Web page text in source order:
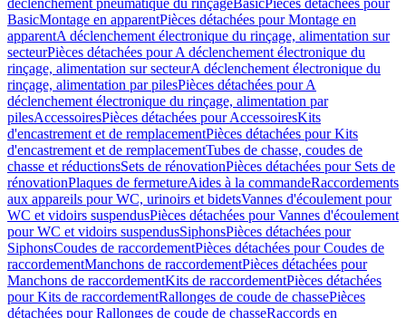
déclenchement pneumatique du rinçageBasicPièces détachées pour
BasicMontage en apparentPièces détachées pour Montage en
apparentA déclenchement électronique du rinçage, alimentation sur
secteurPièces détachées pour A déclenchement électronique du
rinçage, alimentation sur secteurA déclenchement électronique du
rinçage, alimentation par pilesPièces détachées pour A
déclenchement électronique du rinçage, alimentation par
pilesAccessoiresPièces détachées pour AccessoiresKits
d'encastrement et de remplacementPièces détachées pour Kits
d'encastrement et de remplacementTubes de chasse, coudes de
chasse et réductionsSets de rénovationPièces détachées pour Sets de
rénovationPlaques de fermetureAides à la commandeRaccordements
aux appareils pour WC, urinoirs et bidetsVannes d'écoulement pour
WC et vidoirs suspendusPièces détachées pour Vannes d'écoulement
pour WC et vidoirs suspendusSiphonsPièces détachées pour
SiphonsCoudes de raccordementPièces détachées pour Coudes de
raccordementManchons de raccordementPièces détachées pour
Manchons de raccordementKits de raccordementPièces détachées
pour Kits de raccordementRallonges de coude de chassePièces
détachées pour Rallonges de coude de chasseRaccords en